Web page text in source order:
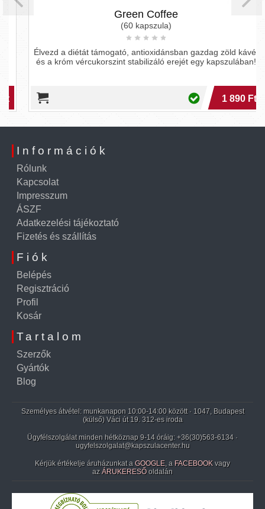
Green Coffee
(60 kapszula)
Élvezd a diétát támogató, antioxidánsban gazdag zöld kávét
és a króm vércukorszint stabilizáló erejét egy kapszulában!
1 890 Ft
Információk
Rólunk
Kapcsolat
Impresszum
ÁSZF
Adatkezelési tájékoztató
Fizetés és szállítás
Fiók
Belépés
Regisztráció
Profil
Kosár
Tartalom
Szerzők
Gyártók
Blog
Személyes átvétel: munkanapon 10:00-14:00 között · 1047, Budapest
(külső) Váci út 19. 312-es iroda
Ügyfélszolgálat minden hétköznap 9-14 óráig: +36(30)563-6134 ·
ugyfelszolgalat@kapszulacenter.hu
Kérjük értékelje áruházunkat a GOOGLE, a FACEBOOK vagy
az ÁRUKERESŐ oldalán